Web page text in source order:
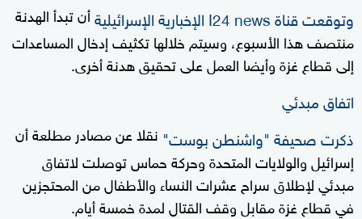
وتوقعت قناة I24 news الإخبارية الإسرائيلية
أن تبدأ الهدنة
منتصف هذا الأسبوع، وسيتم خلالها تكثيف إدخال المساعدات
إلى قطاع غزة وأيضا العمل على تحقيق هدنة أخرى.
اتفاق مبدئي
ذكرت صحيفة "واشنطن بوست" نقلا عن مصادر مطلعة أن
إسرائيل والولايات المتحدة وحركة حماس توصلت لاتفاق
مبدئي لإطلاق سراح عشرات النساء والأطفال من المحتجزين
في قطاع غزة مقابل وقف القتال لمدة خمسة أيام.